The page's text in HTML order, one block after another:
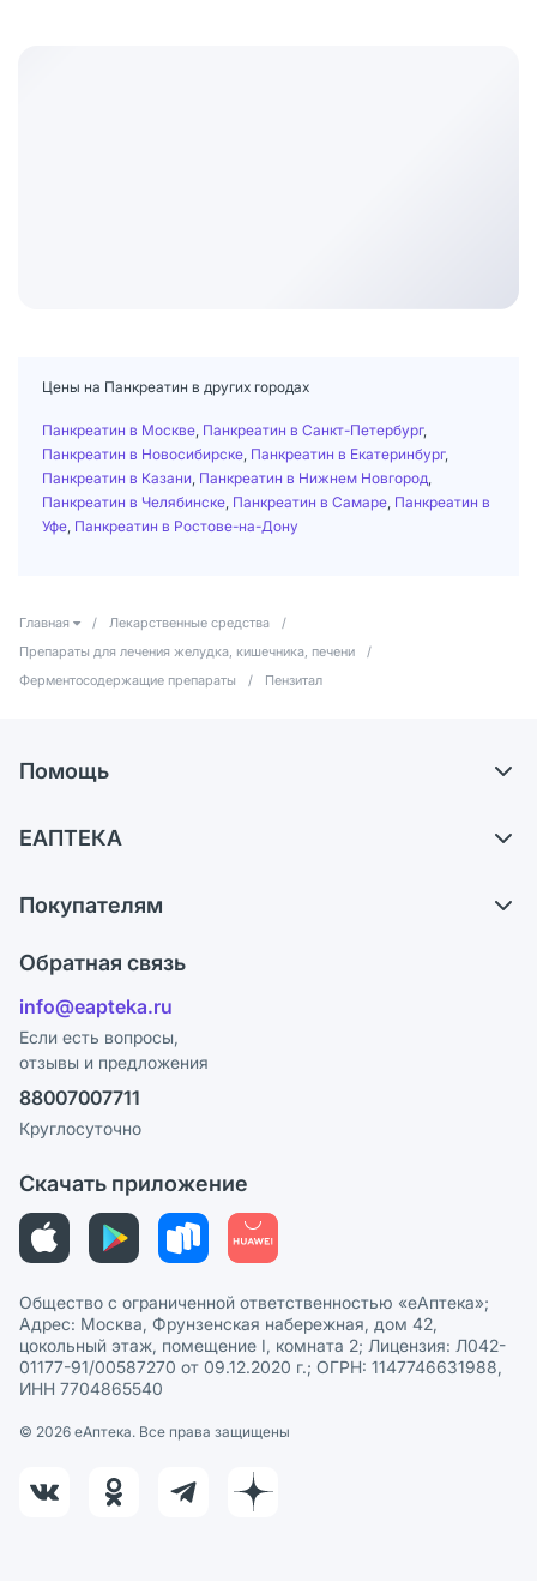
Цены на Панкреатин в других городах
Панкреатин в Москве Панкреатин в Санкт-Петербург,
Панкреатин в Новосибирске Панкреатин в Екатеринбург,
Панкреатин в Казани Панкреатин в Нижнем Новгород
Панкреатин в Челябинске Панкреатин в Самаре Панкреатин в
Уфе Панкреатин в Ростове-на-Дону
Главная / Лекарственные средства
/
Препараты для лечения желудка, кишечника, печени
/
Ферментосодержащие препараты
/ Пензитал
Помощь
Обмен и возврат
Блог
ЕАПТЕКА
Карьера
Поставщики
Лицензия
Реклама на сайте
Ваши товары на ЕАПТЕКЕ
Покупателям
Программа СберСпасибо
Политика конфиденциальности
Пользовательское соглашение
Политика рекомендаций
Этика и соответствие
Политика в отношении обработки персональных данных
Обратная связь
info@eapteka.ru
Если есть вопросы,
отзывы и предложения
88007007711
Круглосуточно
Скачать приложение
Общество с ограниченной ответственностью «еАптека»;
Адрес: Москва, Фрунзенская набережная, дом 42,
цокольный этаж, помещение I, комната 2; Лицензия: Л042-
01177-91/00587270 от 09.12.2020 г.; ОГРН: 1147746631988,
ИНН 7704865540
© 2026 eАптека. Все права защищены